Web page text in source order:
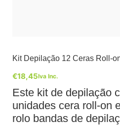
Kit Depilação 12 Ceras Roll-
€18,45Iva Inc.
Este kit de depilação
unidades cera roll-on
rolo bandas de